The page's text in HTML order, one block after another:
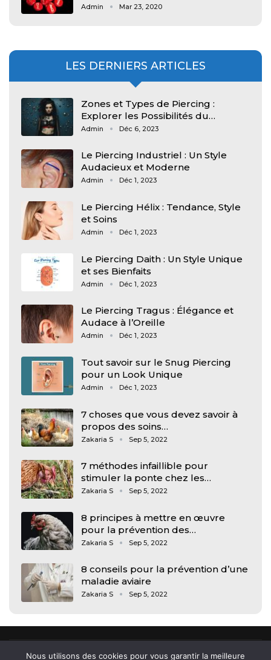
Admin Mar 23, 2020
LES DERNIERS ARTICLES
Zones et Types de Piercing :
Explorer les Possibilités du…
Admin Déc 6, 2023
Le Piercing Industriel : Un Style
Audacieux et Moderne
Admin Déc 1, 2023
Le Piercing Hélix : Tendance, Style
et Soins
Admin Déc 1, 2023
Le Piercing Daith : Un Style Unique
et ses Bienfaits
Admin Déc 1, 2023
Le Piercing Tragus : Élégance et
Audace à l’Oreille
Admin Déc 1, 2023
Tout savoir sur le Snug Piercing
pour un Look Unique
Admin Déc 1, 2023
7 choses que vous devez savoir à
propos des soins…
Zakaria S Sep 5, 2022
7 méthodes infaillible pour
stimuler la ponte chez les…
Zakaria S Sep 5, 2022
8 principes à mettre en œuvre
pour la prévention des…
Zakaria S Sep 5, 2022
8 conseils pour la prévention d’une
maladie aviaire
Zakaria S Sep 5, 2022
Nous utilisons des cookies pour vous garantir la meilleure